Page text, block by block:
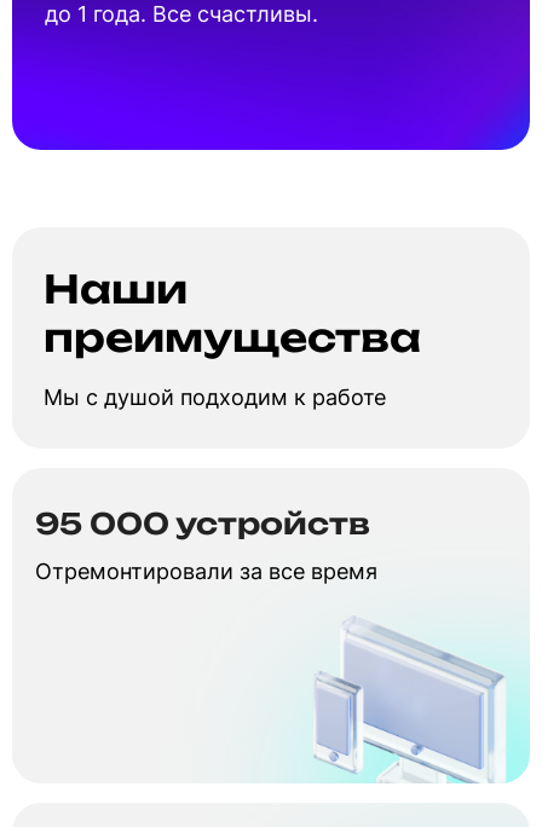
до 1 года. Все счастливы.
Наши
преимущества
Мы с душой подходим к работе
95 000 устройств
Отремонтировали за все время